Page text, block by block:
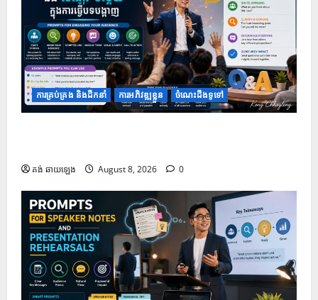
ការគ្រប់គ្រង និងដឹកនាំ ការអភិវឌ្ឍខ្លួន ចំណេះដឹងទូទៅ
គង់ ឆាយឡេង August 8, 2026 0